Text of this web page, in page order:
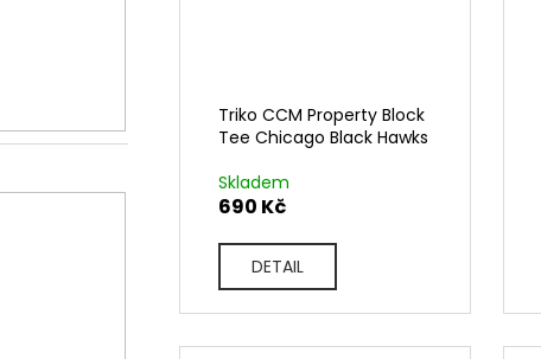
Triko CCM Property Block
Tee Chicago Black Hawks
Skladem
690 Kč
DETAIL